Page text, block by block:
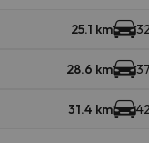
25.1 km
28.6 km
31.4 km